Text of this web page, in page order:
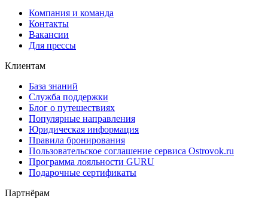
Компания и команда
Контакты
Вакансии
Для прессы
Клиентам
База знаний
Служба поддержки
Блог о путешествиях
Популярные направления
Юридическая информация
Правила бронирования
Пользовательское соглашение сервиса Ostrovok.ru
Программа лояльности GURU
Подарочные сертификаты
Партнёрам